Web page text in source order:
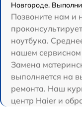
Новгороде.
Позвоните нам и
ноутбука.
нашем сервисном
Замена
выполняется на
ремонта. Наш
центр Haier и